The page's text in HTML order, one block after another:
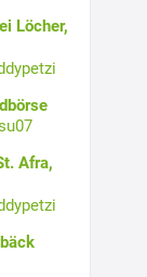
Löcher,
Afra,